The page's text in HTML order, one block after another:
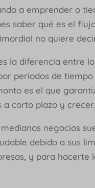
a emprender o
saber qué es el
no quiere
la diferencia entre
períodos de
es el que
a corto plazo y crecer.
negocios
debido a sus
y para hacerte